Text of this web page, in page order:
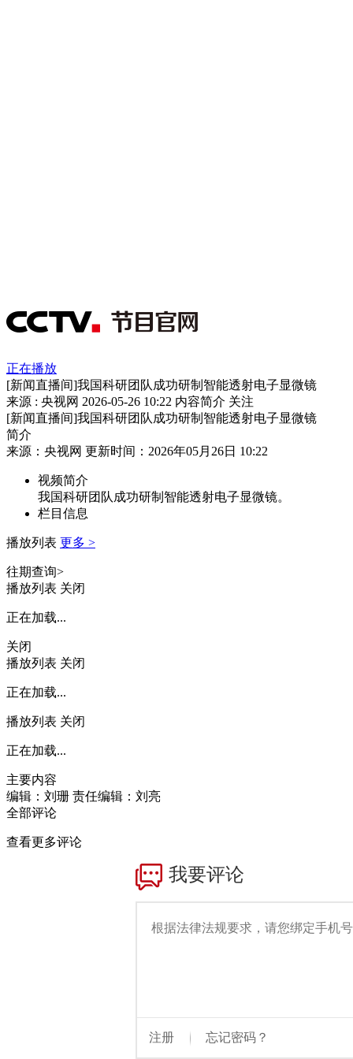
正在播放
[新闻直播间]我国科研团队成功研制智能透射电子显微镜
来源 : 央视网 2026-05-26 10:22 内容简介 关注
[新闻直播间]我国科研团队成功研制智能透射电子显微镜
简介
来源：央视网 更新时间：2026年05月26日 10:22
视频简介
我国科研团队成功研制智能透射电子显微镜。
栏目信息
播放列表 更多 >
往期查询>
播放列表 关闭
正在加载...
关闭
播放列表 关闭
正在加载...
播放列表 关闭
正在加载...
主要内容
编辑：刘珊 责任编辑：刘亮
全部评论
查看更多评论